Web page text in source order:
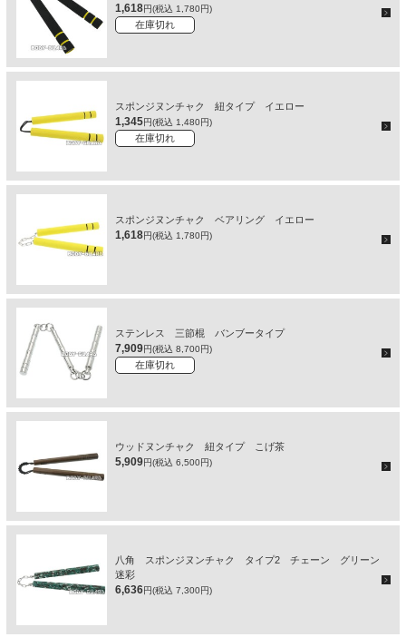
1,618円(税込 1,780円)
在庫切れ
スポンジヌンチャク 紐タイプ イエロー
1,345円(税込 1,480円)
在庫切れ
スポンジヌンチャク ベアリング イエロー
1,618円(税込 1,780円)
ステンレス 三節棍 バンブータイプ
7,909円(税込 8,700円)
在庫切れ
ウッドヌンチャク 紐タイプ こげ茶
5,909円(税込 6,500円)
八角 スポンジヌンチャク タイプ2 チェーン グリーン
迷彩
6,636円(税込 7,300円)